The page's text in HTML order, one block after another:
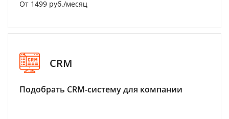
От 1499 руб./месяц
CRM
Подобрать CRM-систему для компании